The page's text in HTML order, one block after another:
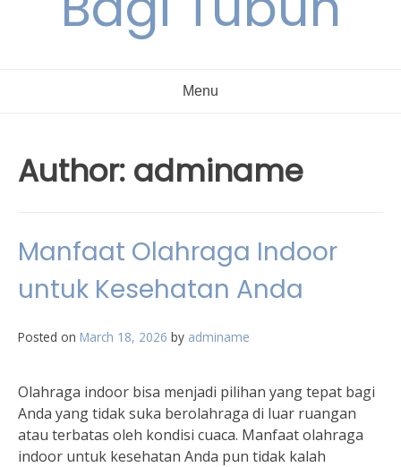
Menu
Author: adminame
Manfaat Olahraga Indoor
untuk Kesehatan Anda
Posted on March 18, 2026 by adminame
Olahraga indoor bisa menjadi pilihan yang tepat bagi
Anda yang tidak suka berolahraga di luar ruangan
atau terbatas oleh kondisi cuaca. Manfaat olahraga
indoor untuk kesehatan Anda pun tidak kalah